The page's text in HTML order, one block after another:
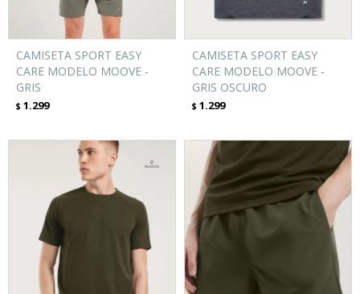
CAMISETA SPORT EASY
CARE MODELO MOOVE -
GRIS
$ 1.299
CAMISETA SPORT EASY
CARE MODELO MOOVE -
GRIS OSCURO
$ 1.299